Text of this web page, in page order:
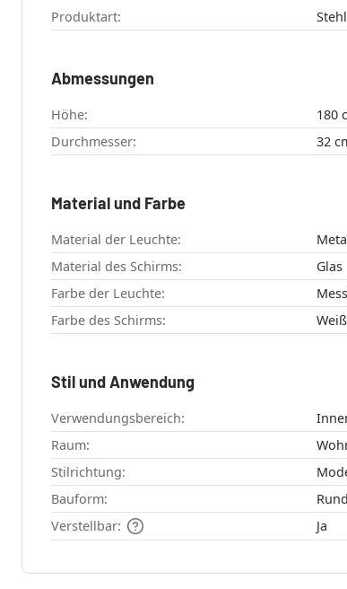
Produktart:
Abmessungen
Höhe:
Durchmesser:
32
Material und Farbe
Material der Leuchte:
Material des Schirms:
Glas
Farbe der Leuchte:
Farbe des Schirms:
Weiß
Stil und Anwendung
Verwendungsbereich:
Raum:
Stilrichtung:
Bauform:
Rund
Verstellbar:
Ja